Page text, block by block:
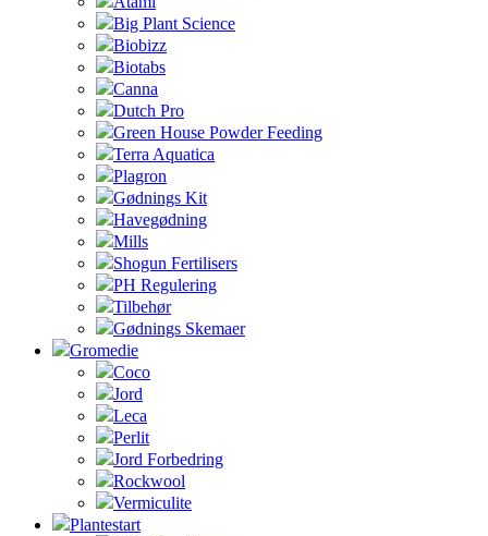
Big Plant Science
Biobizz
Biotabs
Canna
Dutch Pro
Green House Powder Feeding
Terra Aquatica
Plagron
Gødnings Kit
Havegødning
Mills
Shogun Fertilisers
PH Regulering
Tilbehør
Gødnings Skemaer
Gromedie
Coco
Jord
Leca
Perlit
Jord Forbedring
Rockwool
Vermiculite
Plantestart